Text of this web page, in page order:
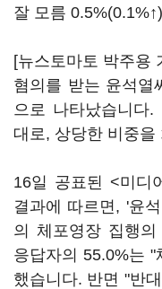
잘 모름 0.5%(0.1%↑)
[뉴스토마토 박주용
혐의를 받는 윤석열
으로 나타났습니다
대로, 상당한 비중을
16일 공표된 <미디
결과에 따르면, '윤
의 체포영장 집행
응답자의 55.0%는
했습니다. 반면 "반